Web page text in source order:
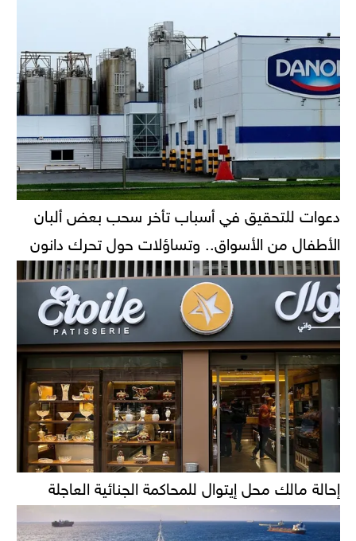
دعوات للتحقيق في أسباب تأخر سحب بعض ألبان
الأطفال من الأسواق.. وتساؤلات حول تحرك دانون
إحالة مالك محل إيتوال للمحاكمة الجنائية العاجلة